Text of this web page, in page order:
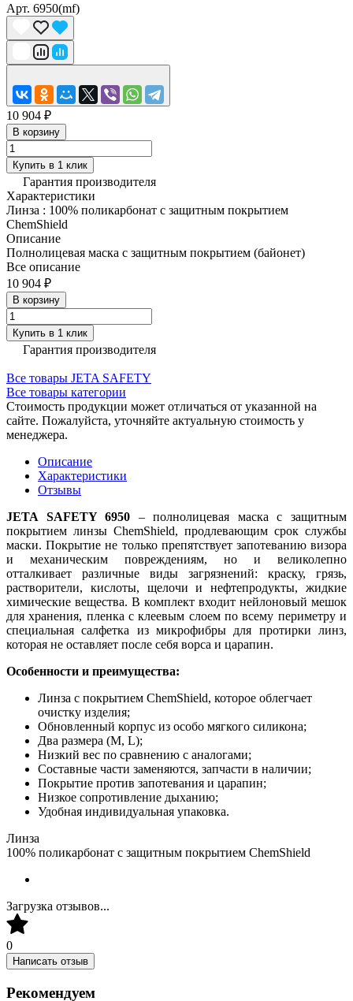
Арт. 6950(mf)
10 904 ₽
В корзину
Купить в 1 клик
Гарантия производителя
Характеристики
Линза : 100% поликарбонат с защитным покрытием
ChemShield
Описание
Полнолицевая маска с защитным покрытием (байонет)
Все описание
10 904 ₽
В корзину
Купить в 1 клик
Гарантия производителя
Все товары JETA SAFETY
Все товары категории
Стоимость продукции может отличаться от указанной на
сайте. Пожалуйста, уточняйте актуальную стоимость у
менеджера.
Описание
Характеристики
Отзывы
JETA SAFETY 6950 – полнолицевая маска с защитным
покрытием линзы ChemShield, продлевающим срок службы
маски. Покрытие не только препятствует запотеванию визора
и механическим повреждениям, но и великолепно
отталкивает различные виды загрязнений: краску, грязь,
растворители, кислоты, щелочи и нефтепродукты, жидкие
химические вещества. В комплект входит нейлоновый мешок
для хранения, пленка с клеевым слоем по всему периметру и
специальная салфетка из микрофибры для протирки линз,
которая не оставляет после себя ворса и царапин.
Особенности и преимущества:
Линза с покрытием ChemShield, которое облегчает
очистку изделия;
Обновленный корпус из особо мягкого силикона;
Два размера (M, L);
Низкий вес по сравнению с аналогами;
Составные части заменяются, запчасти в наличии;
Покрытие против запотевания и царапин;
Низкое сопротивление дыханию;
Удобная индивидуальная упаковка.
Линза
100% поликарбонат с защитным покрытием ChemShield
Загрузка отзывов...
0
Написать отзыв
Рекомендуем